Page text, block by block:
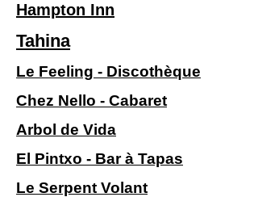
Hampton Inn
Tahina
Le Feeling - Discothèque
Chez Nello - Cabaret
Arbol de Vida
El Pintxo - Bar à Tapas
Le Serpent Volant